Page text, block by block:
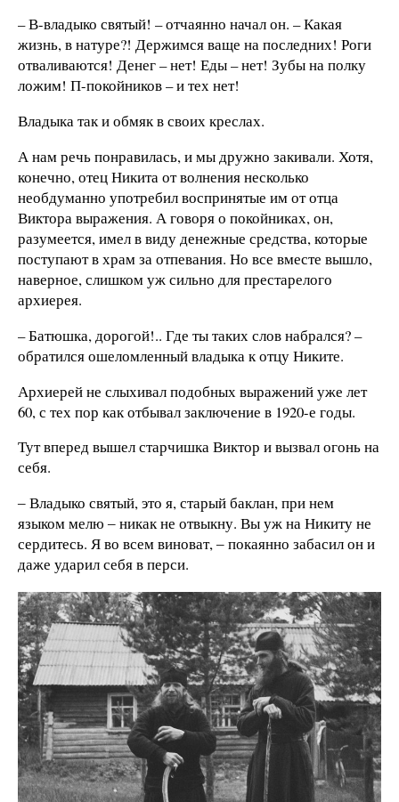
– В-владыко святый! – отчаянно начал он. – Какая
жизнь, в натуре?! Держимся ваще на последних! Роги
отваливаются! Денег – нет! Еды – нет! Зубы на полку
ложим! П-покойников – и тех нет!
Владыка так и обмяк в своих креслах.
А нам речь понравилась, и мы дружно закивали. Хотя,
конечно, отец Никита от волнения несколько
необдуманно употребил воспринятые им от отца
Виктора выражения. А говоря о покойниках, он,
разумеется, имел в виду денежные средства, которые
поступают в храм за отпевания. Но все вместе вышло,
наверное, слишком уж сильно для престарелого
архиерея.
– Батюшка, дорогой!.. Где ты таких слов набрался? –
обратился ошеломленный владыка к отцу Никите.
Архиерей не слыхивал подобных выражений уже лет
60, с тех пор как отбывал заключение в 1920-е годы.
Тут вперед вышел старчишка Виктор и вызвал огонь на
себя.
‒ Владыко святый, это я, старый баклан, при нем
языком мелю ‒ никак не отвыкну. Вы уж на Никиту не
сердитесь. Я во всем виноват, ‒ покаянно забасил он и
даже ударил себя в перси.